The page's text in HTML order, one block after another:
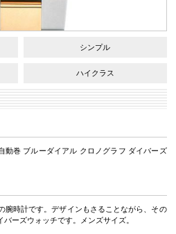
シンプル
ハイクラス
動巻 ブルーダイアル クロノグラフ ダイバーズ
腕時計です。デザインもさることながら、その
ーズウォッチです。メンズサイズ。